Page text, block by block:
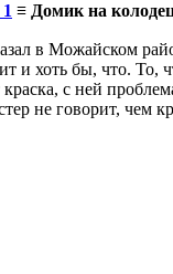
≡ Домик на
в Можайском
и хоть бы, что. То,
краска, с ней
не говорит, чем